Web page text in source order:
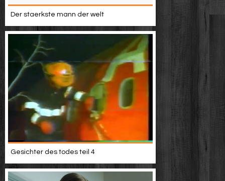
Der staerkste mann der welt
Gesichter des todes teil 4